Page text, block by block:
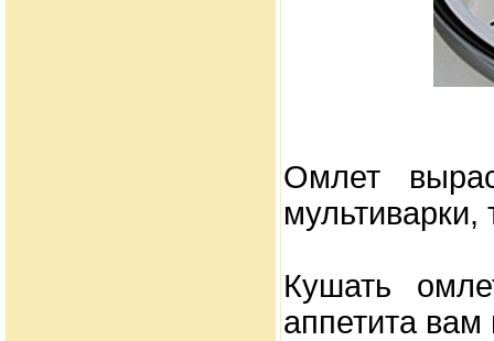
Омлет
мультиварки,
Кушать
аппетита